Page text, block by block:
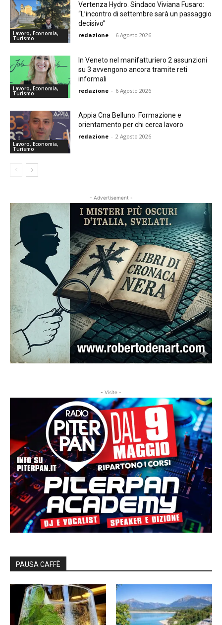
Lavoro, Economia,
Turismo
Vertenza Hydro. Sindaco Viviana Fusaro:
“L’incontro di settembre sarà un passaggio
decisivo”
redazione - 6 Agosto 2026
Lavoro, Economia,
Turismo
In Veneto nel manifatturiero 2 assunzioni
su 3 avvengono ancora tramite reti
informali
redazione - 6 Agosto 2026
Lavoro, Economia,
Turismo
Appia Cna Belluno. Formazione e
orientamento per chi cerca lavoro
redazione - 2 Agosto 2026
- Advertisement -
- Visite -
PAUSA CAFFÈ